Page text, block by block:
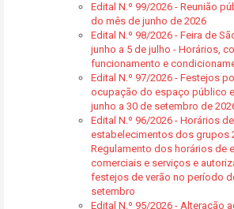
Edital N.º 99/2026 - Reunião
do mês de junho de 2026
Edital N.º 98/2026 - Feira de
junho a 5 de julho - Horários,
funcionamento e
Edital N.º 97/2026 - Festejos
ocupação do espaço público
junho a 30 de setembro de
Edital N.º 96/2026 - Horários
estabelecimentos dos grupos
Regulamento dos horários de
comerciais e serviços e
festejos de verão no período
setembro
Edital N.º 95/2026 - Alteração